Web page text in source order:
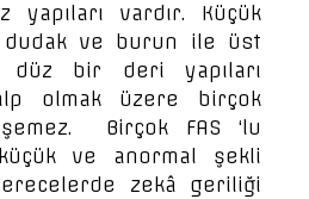
yapıları vardır. Küçük
ve burun ile üst
düz bir deri yapıları
olmak üzere birçok
Birçok FAS ‘lu
ve anormal şekli
zekâ geriliği